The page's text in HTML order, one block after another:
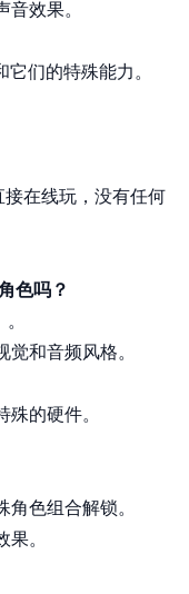
效果。
们的特殊能力。
在线玩，没有任何
色吗？
和音频风格。
的硬件。
色组合解锁。
。